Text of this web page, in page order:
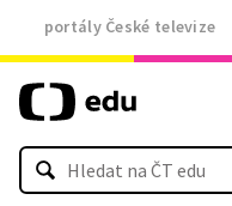
portály České televize